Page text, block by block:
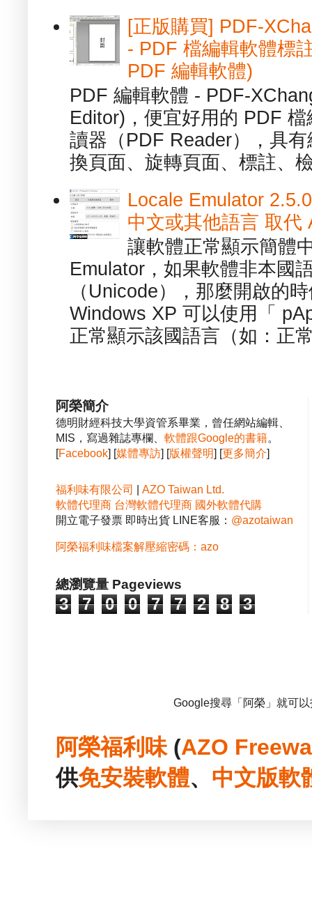
[正版購買] PDF-
- PDF 檔編輯軟體標
PDF 編輯軟體)
PDF 編輯軟體 - PDF-
Editor)，便宜好用的 PDF
讀器（PDF Reader），具
換頁面、旋轉頁面、標註、
Locale Emulator
中文或其他語言 取代
讓軟體正常顯示簡體
Emulator，如果軟體非本國
（Unicode），那麼開啟的
Windows XP 可以使用「
正常顯示該國語言（如：正
阿榮簡介
德明財經科技大學資管系畢業，曾任網站編輯、
MIS，寫過雜誌專欄、 軟體跟Google的書籍。
[Facebook] [媒體專訪] [版權聲明] [更多簡介]
福利味有限公司
AZO Taiwan Ltd.
軟體代理商 台灣軟體代理商 國外軟體代購
開立電子發票 即時出貨 LINE客服： @azotaiwan
阿榮福利味檔案解壓縮密碼：azo
總瀏覽量 Pageviews
3 7 0 0 7 7 2 8 3
Google搜尋「阿榮」就可
阿榮福利味(AZO
供免安裝軟體、 中文版軟